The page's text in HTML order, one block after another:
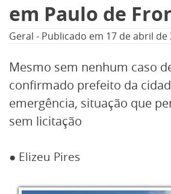
Cidades
Política
Opinião
Informe especial
em Paulo de
Geral - Publicado em 17 de abril de
Mesmo sem nenhum caso
confirmado prefeito da
emergência, situação que
sem licitação
● Elizeu Pires